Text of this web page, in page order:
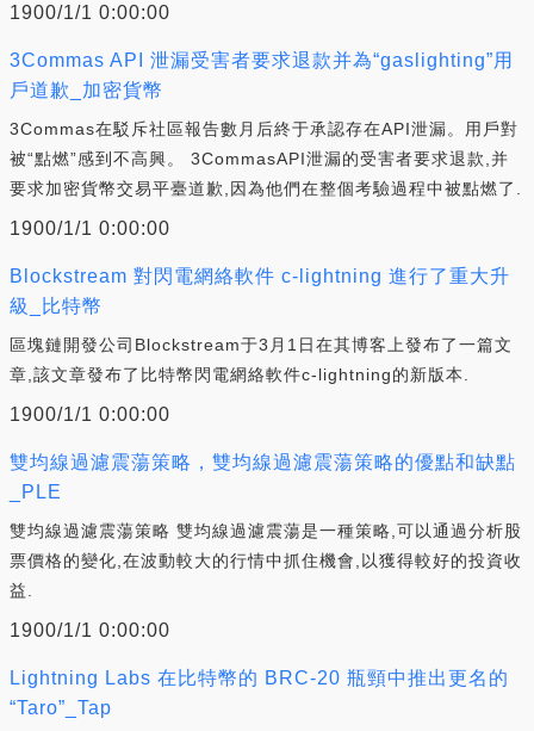
1900/1/1 0:00:00
3Commas API 泄漏受害者要求退款并為“gaslighting”用
戶道歉_加密貨幣
3Commas在駁斥社區報告數月后終于承認存在API泄漏。用戶對
被“點燃”感到不高興。 3CommasAPI泄漏的受害者要求退款,并
要求加密貨幣交易平臺道歉,因為他們在整個考驗過程中被點燃了.
1900/1/1 0:00:00
Blockstream 對閃電網絡軟件 c-lightning 進行了重大升
級_比特幣
區塊鏈開發公司Blockstream于3月1日在其博客上發布了一篇文
章,該文章發布了比特幣閃電網絡軟件c-lightning的新版本.
1900/1/1 0:00:00
雙均線過濾震蕩策略，雙均線過濾震蕩策略的優點和缺點
_PLE
雙均線過濾震蕩策略 雙均線過濾震蕩是一種策略,可以通過分析股
票價格的變化,在波動較大的行情中抓住機會,以獲得較好的投資收
益.
1900/1/1 0:00:00
Lightning Labs 在比特幣的 BRC-20 瓶頸中推出更名的
“Taro”_Tap